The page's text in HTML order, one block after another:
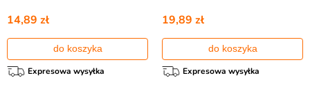
14,89 zł
do koszyka
Expresowa wysyłka
19,89 zł
do koszyka
Expresowa wysyłka